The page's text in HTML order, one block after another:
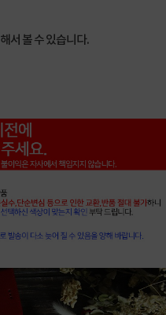
해서 볼 수 있습니다.